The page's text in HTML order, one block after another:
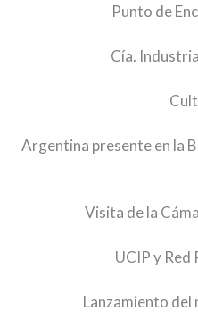
Punto de
Cía.
Argentina presente en la
Visita de la
UCIP y
Lanzamiento